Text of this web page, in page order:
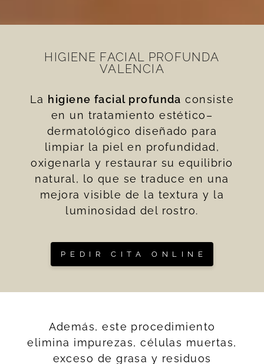
HIGIENE FACIAL PROFUNDA
VALENCIA
La higiene facial profunda consiste
en un tratamiento estético–
dermatológico diseñado para
limpiar la piel en profundidad,
oxigenarla y restaurar su equilibrio
natural, lo que se traduce en una
mejora visible de la textura y la
luminosidad del rostro.
PEDIR CITA ONLINE
Además, este procedimiento
elimina impurezas, células muertas,
exceso de grasa y residuos